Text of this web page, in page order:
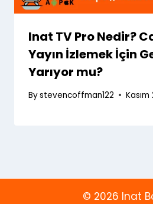
Inat TV Pro Nedir?
Yayın İzlemek İçin
Yarıyor mu?
Bystevencoffman122
© 2026 Inat